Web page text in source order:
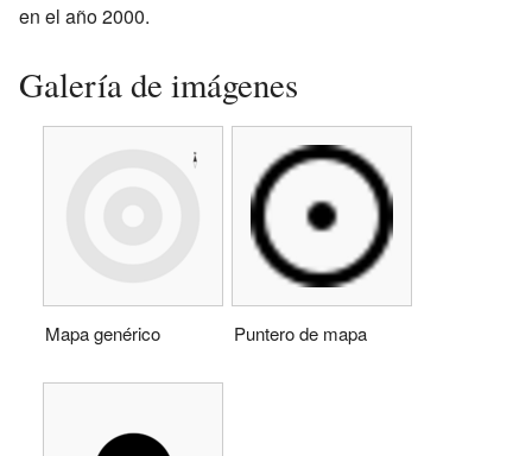
en el año 2000.
Galería de imágenes
Mapa genérico Puntero de mapa